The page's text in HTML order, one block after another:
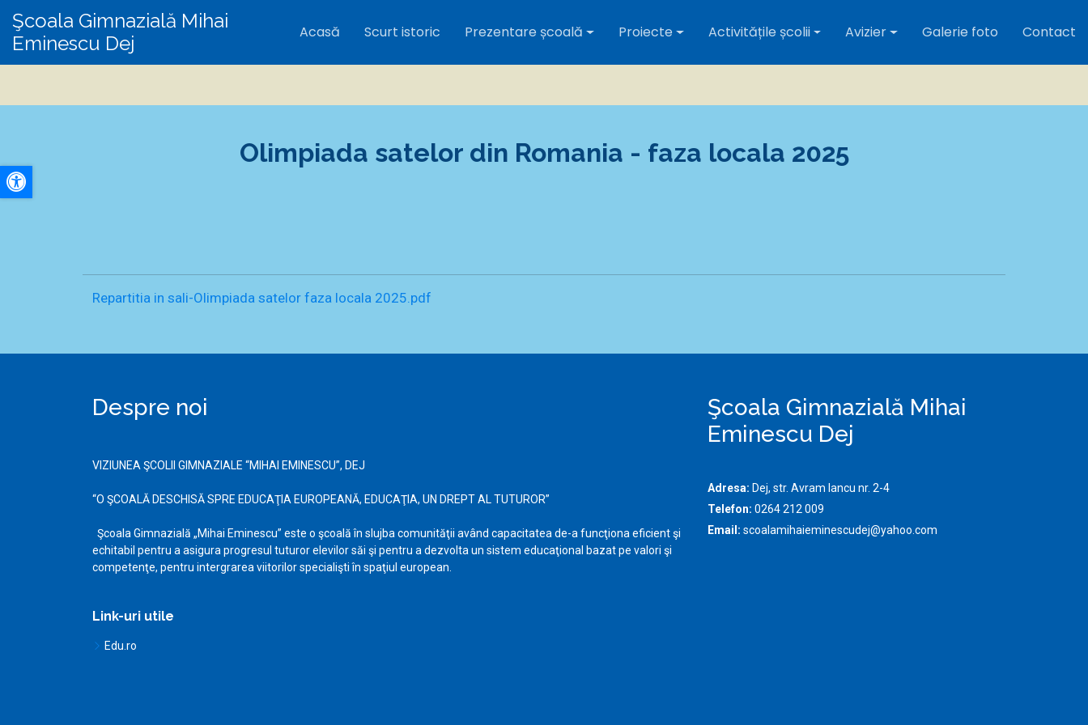
Şcoala Gimnazială Mihai
Eminescu Dej
Acasă Scurt istoric Prezentare școală Proiecte Activitățile școlii Avizier Galerie foto Contact
A+
Olimpiada satelor din Romania - faza locala 2025
Repartitia in sali-Olimpiada satelor faza locala 2025.pdf
Despre noi
VIZIUNEA ŞCOLII GIMNAZIALE “MIHAI EMINESCU”, DEJ
“O ŞCOALĂ DESCHISĂ SPRE EDUCAŢIA EUROPEANĂ, EDUCAŢIA, UN DREPT AL TUTUROR”
Şcoala Gimnazială „Mihai Eminescu” este o şcoală în slujba comunităţii având capacitatea de-a funcţiona eficient şi
echitabil pentru a asigura progresul tuturor elevilor săi şi pentru a dezvolta un sistem educaţional bazat pe valori şi
competenţe, pentru intergrarea viitorilor specialişti în spaţiul european.
Şcoala Gimnazială Mihai
Eminescu Dej
Adresa: Dej, str. Avram Iancu nr. 2-4
Telefon: 0264 212 009
Email: scoalamihaieminescudej@yahoo.com
Link-uri utile
Edu.ro